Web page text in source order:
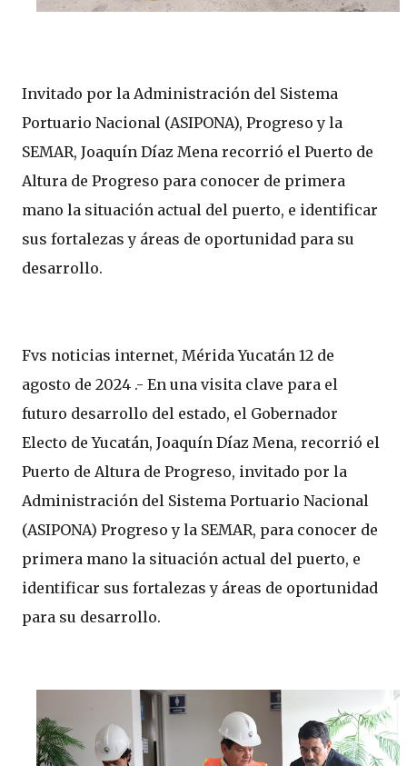
Invitado por la Administración del Sistema
Portuario Nacional (ASIPONA), Progreso y la
SEMAR, Joaquín Díaz Mena recorrió el Puerto de
Altura de Progreso para conocer de primera
mano la situación actual del puerto, e identificar
sus fortalezas y áreas de oportunidad para su
desarrollo.
Fvs noticias internet, Mérida Yucatán 12 de
agosto de 2024 .- En una visita clave para el
futuro desarrollo del estado, el Gobernador
Electo de Yucatán, Joaquín Díaz Mena, recorrió el
Puerto de Altura de Progreso, invitado por la
Administración del Sistema Portuario Nacional
(ASIPONA) Progreso y la SEMAR, para conocer de
primera mano la situación actual del puerto, e
identificar sus fortalezas y áreas de oportunidad
para su desarrollo.